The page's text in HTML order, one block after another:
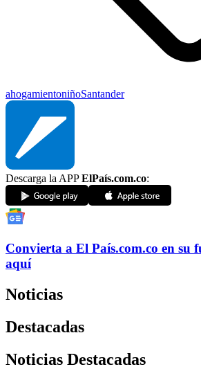
ahogamientoniñoSantander
Descarga la APPElPaís.com.co:
Convierta a El País.com.co en su
aquí
Noticias
Destacadas
Noticias Destacadas